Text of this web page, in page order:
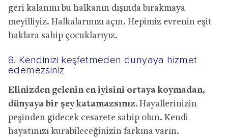
geri kalanını bu halkanın dışında bırakmaya
meyilliyiz. Halkalarınızı açın. Hepimiz evrenin eşit
haklara sahip çocuklarıyız.
8. Kendinizi keşfetmeden dünyaya hizmet
edemezsiniz
Elinizden gelenin en iyisini ortaya koymadan,
dünyaya bir şey katamazsınız. Hayallerinizin
peşinden gidecek cesarete sahip olun. Kendi
hayatınızı kurabileceğinizin farkına varın.